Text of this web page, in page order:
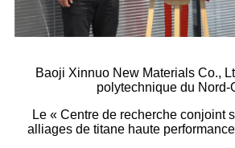
Baoji Xinnuo New Materials Co.,
polytechnique du Nord-
Le « Centre de recherche conjoint
alliages de titane haute